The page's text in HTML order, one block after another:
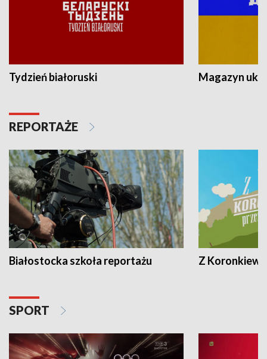
Tydzień białoruski Magazyn
REPORTAŻE
Białostocka szkoła reportażu Z
SPORT